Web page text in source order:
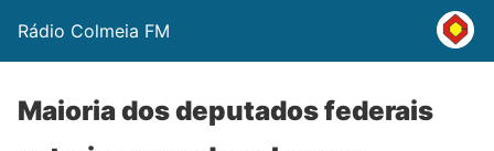
Rádio Colmeia FM
Maioria dos deputados federais